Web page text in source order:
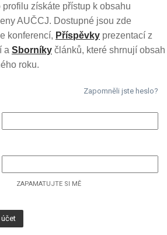
získáte přístup k obsahu
AUČCJ. Dostupné jsou zde
konferencí, Příspěvky prezentací z
a Sborníky článků, které shrnují obsah
roku.
Zapomněli jste heslo?
ZAPAMATUJTE SI MĚ